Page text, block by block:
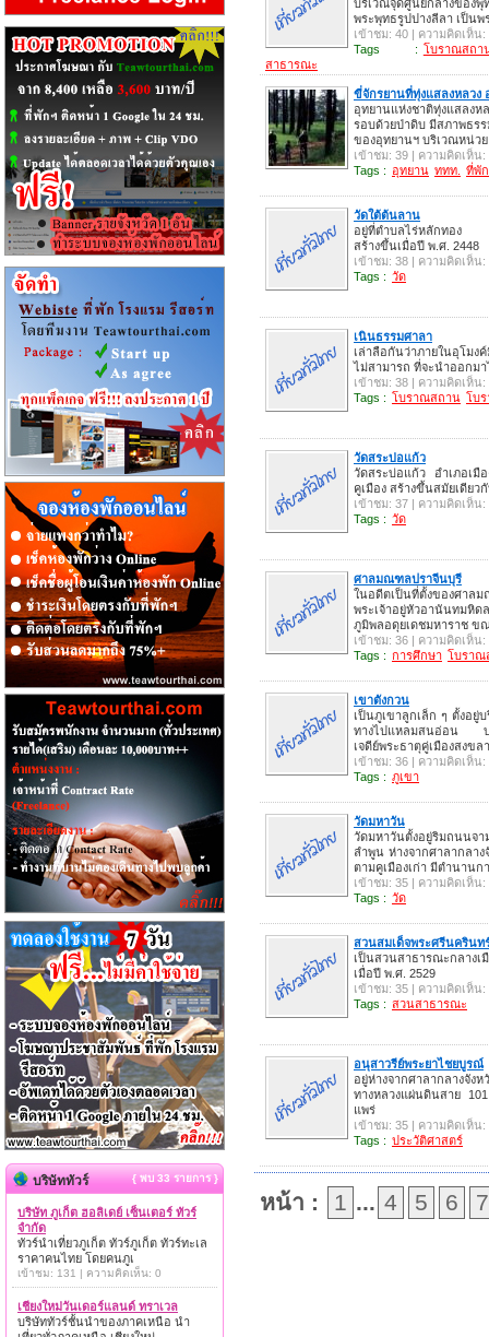
บริเวณจุดศูนย์กลางของ
พระพุทธรูปปางลีลา เป็นพ
เข้าชม: 40 | ความคิดเห็น:
Tags : โบราณสถา
สาธารณะ
ขี่จักรยานที่ทุ่งแสลงหลวง
อุทยานแห่งชาติทุ่งแสลงห
รอบด้วยป่าดิบ มีสภาพธรร
ของอุทยานฯ บริเวณหน่วย
เข้าชม: 39 | ความคิดเห็น:
Tags : อุทยาน ททท. ที่พัก
วัดใต้ต้นลาน
อยู่ที่ตำบลไร่หลักทอง เ
สร้างขึ้นเมื่อปี พ.ศ. 2448
เข้าชม: 38 | ความคิดเห็น:
Tags : วัด
เนินธรรมศาลา
เล่าลือกันว่าภายในอุโม
ไม่สามารถ ที่จะนำออกมา
เข้าชม: 38 | ความคิดเห็น:
Tags : โบราณสถาน โบ
วัดสระบ่อแก้ว
วัดสระบ่อแก้ว อำเภอเ
คูเมือง สร้างขึ้นสมัยเดียว
เข้าชม: 37 | ความคิดเห็น:
Tags : วัด
ศาลมณฑลปราจีนบุรี
ในอดีตเป็นที่ตั้งของศ
พระเจ้าอยู่หัวอานันทมหิด
ภูมิพลอดุยเดชมหาราช ข
เข้าชม: 36 | ความคิดเห็น:
Tags : การศึกษา โบราณ
เขาตังกวน
เป็นภูเขาลูกเล็ก ๆ ตั้งอยู่
ทางไปแหลมสนอ่อน บน
เจดีย์พระธาตุคู่เมืองสงขลา
เข้าชม: 36 | ความคิดเห็น:
Tags : ภูเขา
วัดมหาวัน
วัดมหาวันตั้งอยู่ริมถนนจ
ลำพูน ห่างจากศาลากลา
ตามคูเมืองเก่า มีตำนานก
เข้าชม: 35 | ความคิดเห็น:
Tags : วัด
สวนสมเด็จพระศรีนครินท
เป็นสวนสาธารณะกลางเ
เมื่อปี พ.ศ. 2529
เข้าชม: 35 | ความคิดเห็น:
Tags : สวนสาธารณะ
อนุสาวรีย์พระยาไชยบูรณ์
อยู่ห่างจากศาลากลางจั
ทางหลวงแผ่นดินสาย
แพร่
เข้าชม: 35 | ความคิดเห็น:
Tags : ประวัติศาสตร์
หน้า : 1 ... 4 5 6 7
บริษัททัวร์ { พบ 33 รายการ }
บริษัท ภูเก็ต ฮอลิเดย์ เซ็นเตอร์ ทัวร์
จำกัด
ทัวร์นำเที่ยวภูเก็ต ทัวร์ภูเก็ต ทัวร์ทะเล
ราคาคนไทย โดยคนภูเ
เข้าชม: 131 | ความคิดเห็น: 0
เชียงใหม่วันเดอร์แลนด์ ทราเวล
บริษัททัวร์ชั้นนำของภาคเหนือ นำ